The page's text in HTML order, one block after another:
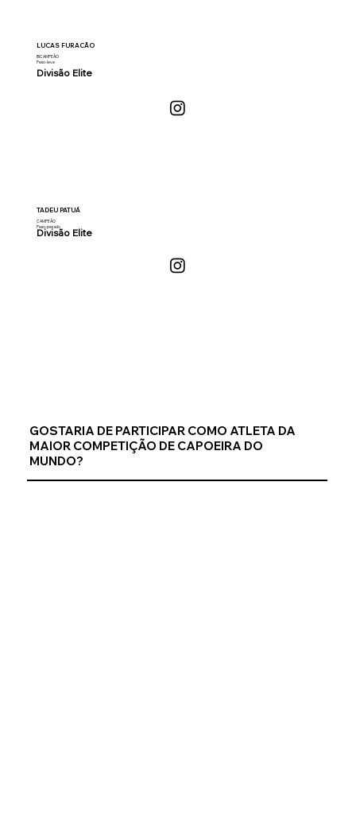
LUCAS FURACÃO
BICAMPEÃO
Peso-leve
Divisão Elite
TADEU PATUÁ
CAMPEÃO
Peso-pesado
Divisão Elite
GOSTARIA DE PARTICIPAR COMO ATLETA DA
MAIOR COMPETIÇÃO DE CAPOEIRA DO
MUNDO?